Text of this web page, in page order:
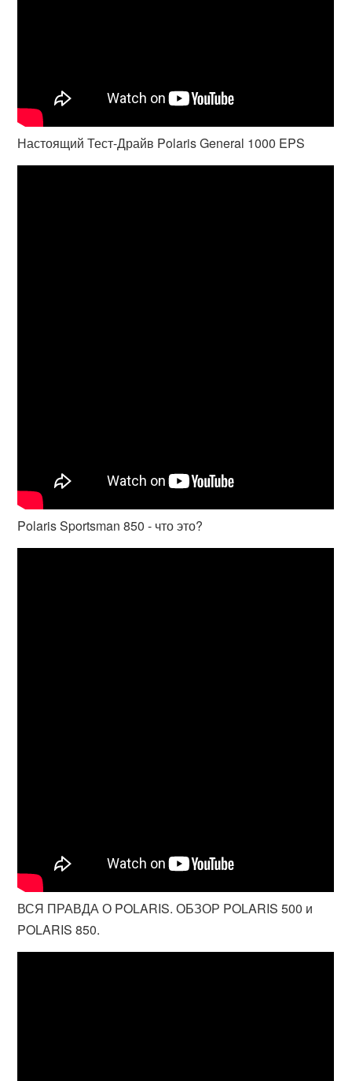
Настоящий Тест-Драйв Polaris General 1000 EPS
Polaris Sportsman 850 - что это?
ВСЯ ПРАВДА О POLARIS. ОБЗОР POLARIS 500 и
POLARIS 850.